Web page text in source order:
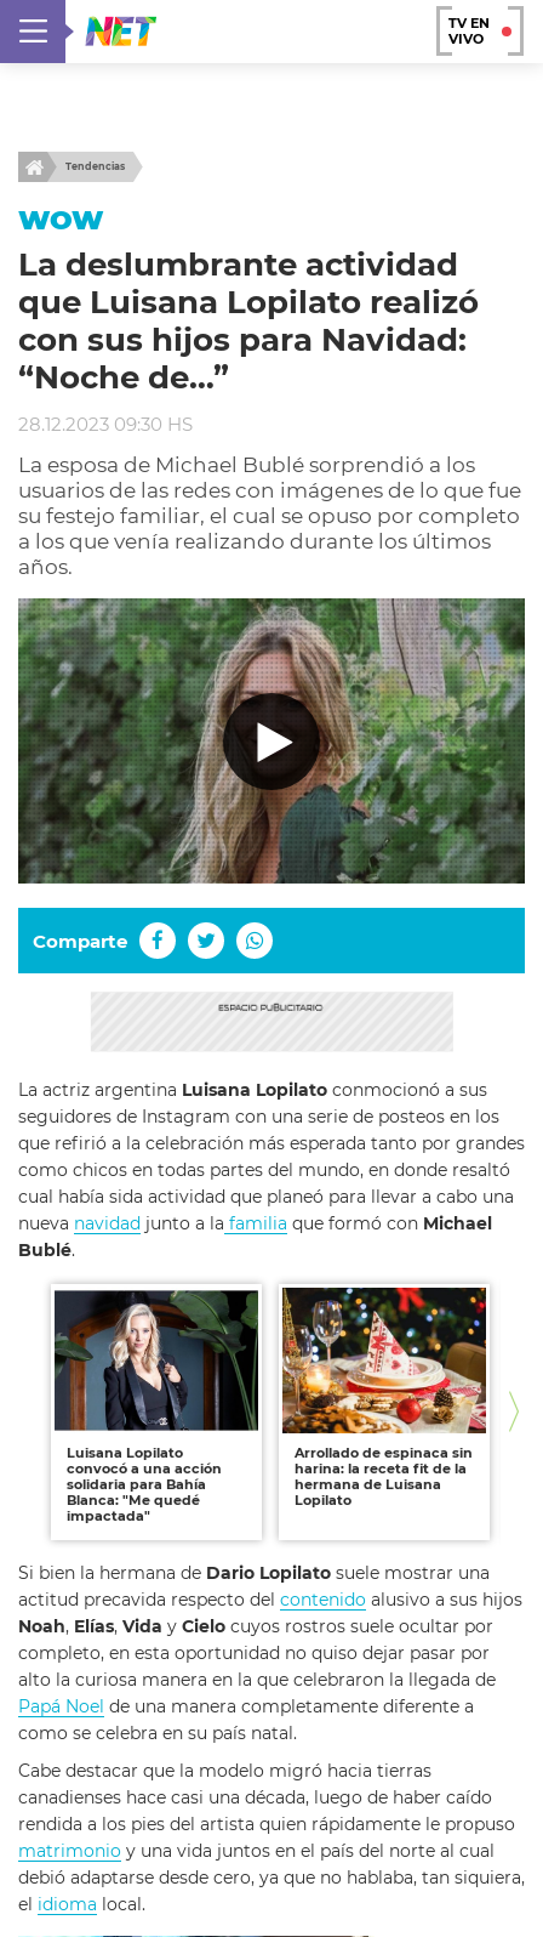
TV EN
VIVO
Tendencias
WOW
La deslumbrante actividad
que Luisana Lopilato realizó
con sus hijos para Navidad:
“Noche de…”
28.12.2023 09:30 HS
La esposa de Michael Bublé sorprendió a los
usuarios de las redes con imágenes de lo que fue
su festejo familiar, el cual se opuso por completo
a los que venía realizando durante los últimos
años.
Comparte
La actriz argentina Luisana Lopilato conmocionó a sus
seguidores de Instagram con una serie de posteos en los
que refirió a la celebración más esperada tanto por grandes
como chicos en todas partes del mundo, en donde resaltó
cual había sida actividad que planeó para llevar a cabo una
nueva navidad junto a la familia que formó con Michael
Bublé.
Luisana Lopilato
convocó a una acción
solidaria para Bahía
Blanca: "Me quedé
impactada"
Arrollado de espinaca sin
harina: la receta fit de la
hermana de Luisana
Lopilato
Si bien la hermana de Dario Lopilato suele mostrar una
actitud precavida respecto del contenido alusivo a sus hijos
Noah, Elías, Vida y Cielo cuyos rostros suele ocultar por
completo, en esta oportunidad no quiso dejar pasar por
alto la curiosa manera en la que celebraron la llegada de
Papá Noel de una manera completamente diferente a
como se celebra en su país natal.
Cabe destacar que la modelo migró hacia tierras
canadienses hace casi una década, luego de haber caído
rendida a los pies del artista quien rápidamente le propuso
matrimonio y una vida juntos en el país del norte al cual
debió adaptarse desde cero, ya que no hablaba, tan siquiera,
el idioma local.